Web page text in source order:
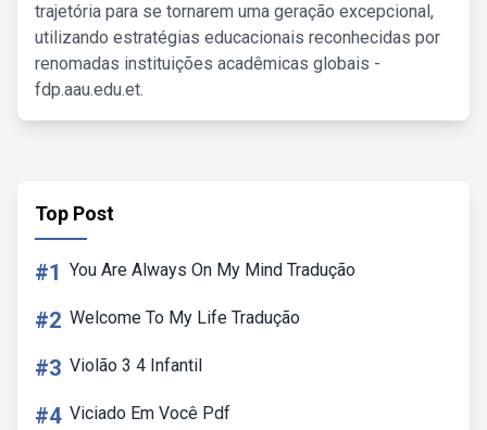
trajetória para se tornarem uma geração excepcional,
utilizando estratégias educacionais reconhecidas por
renomadas instituições acadêmicas globais -
fdp.aau.edu.et.
Top Post
#1 You Are Always On My Mind Tradução
#2 Welcome To My Life Tradução
#3 Violão 3 4 Infantil
#4 Viciado Em Você Pdf